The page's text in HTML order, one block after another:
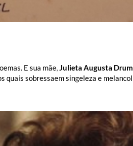
E sua mãe, Julieta Augusta
quais sobressaem singeleza e